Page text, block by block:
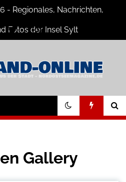
- Regionales, Nachrichten,
Fotos der Insel Sylt
online
von der
Gallery